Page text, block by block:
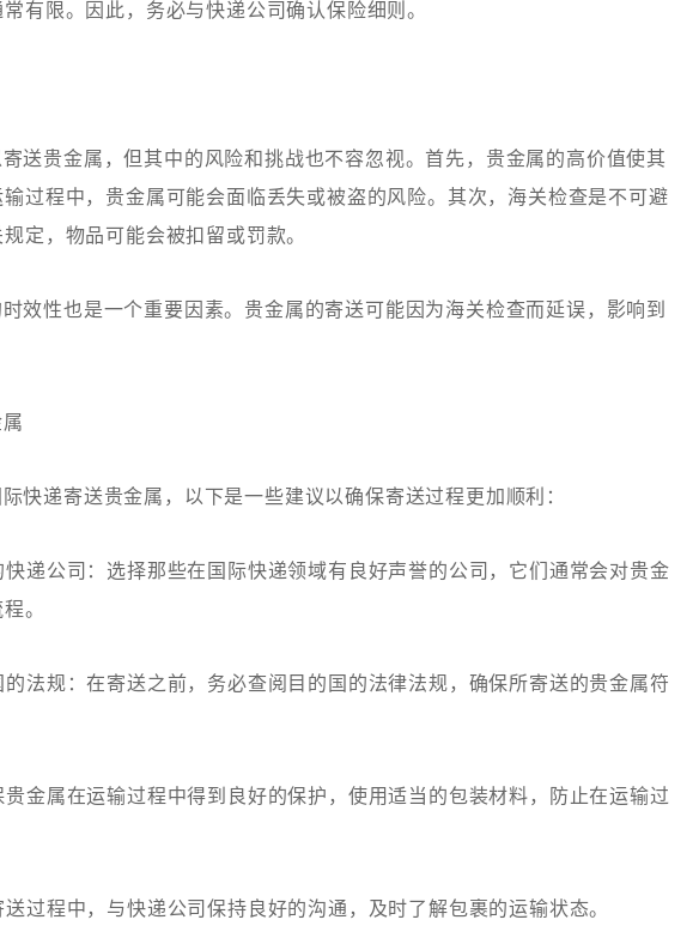
有限。因此，务必与快递公司确认保险细则。
送贵金属，但其中的风险和挑战也不容忽视。首先，贵金属的高价值使其
过程中，贵金属可能会面临丢失或被盗的风险。其次，海关检查是不可避
定，物品可能会被扣留或罚款。
效性也是一个重要因素。贵金属的寄送可能因为海关检查而延误，影响到
快递寄送贵金属，以下是一些建议以确保寄送过程更加顺利：
递公司：选择那些在国际快递领域有良好声誉的公司，它们通常会对贵金
。
法规：在寄送之前，务必查阅目的国的法律法规，确保所寄送的贵金属符
金属在运输过程中得到良好的保护，使用适当的包装材料，防止在运输过
过程中，与快递公司保持良好的沟通，及时了解包裹的运输状态。